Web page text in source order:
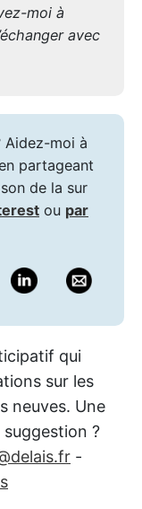
moi à
avec
Aidez-moi à
partageant
de la sur
ou par
qui
sur les
neuves. Une
?
-